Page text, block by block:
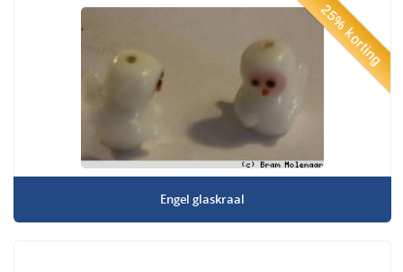
25% korting
Engel glaskraal